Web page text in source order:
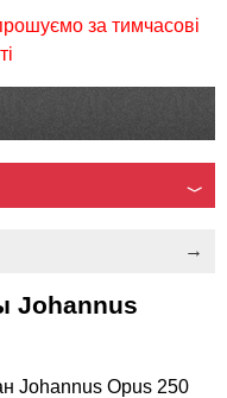
за тимчасові
Johannus
Johannus Opus 250